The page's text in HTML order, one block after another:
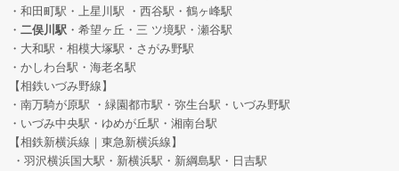
・和田町駅 ・上星川駅 ・西谷駅・鶴ヶ峰駅
・ 二俣川駅 ・希望ヶ丘 ・三 ツ境駅・瀬谷駅
・大和駅・相模大塚駅・さがみ野駅
・かしわ台駅・海老名駅
【相鉄いづみ野線】
・南万騎が原駅 ・緑園都市駅・弥生台駅・いづみ野駅
・いづみ中央駅・ゆめが丘駅・湘南台駅
【相鉄新横浜線｜東急新横浜線】
・羽沢横浜国大駅・新横浜駅・新綱島駅・日吉駅